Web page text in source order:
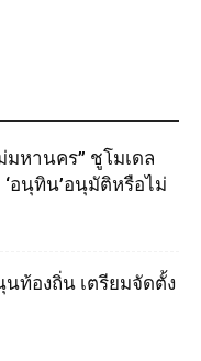
มหานคร” ชูโมเดล
อนุทิน’อนุมัติหรือไม่
ท้องถิ่น เตรียมจัดตั้ง